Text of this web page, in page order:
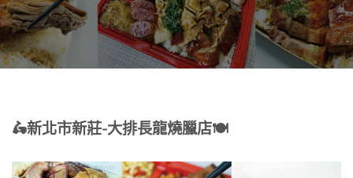
🛵新北市新莊-大排長龍燒臘店🍽